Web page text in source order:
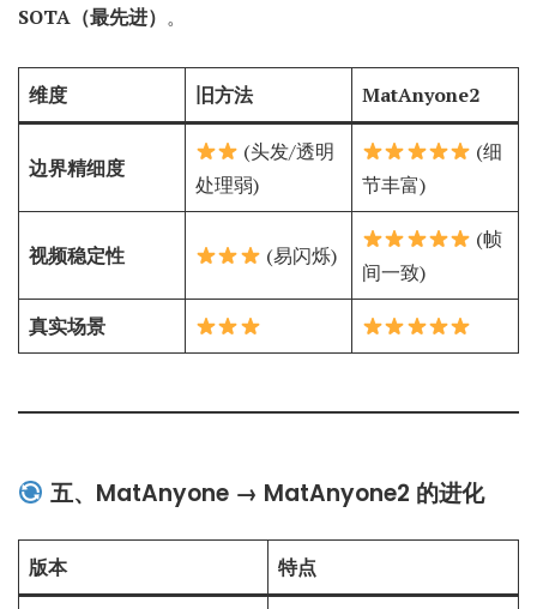
SOTA（最先进） 。
维度 旧方法 MatAnyone2
边界精细度
(头发/透明
处理弱)
(细
节丰富)
视频稳定性 (易闪烁)
(帧
间一致)
真实场景
五、MatAnyone → MatAnyone2 的进化
版本 特点